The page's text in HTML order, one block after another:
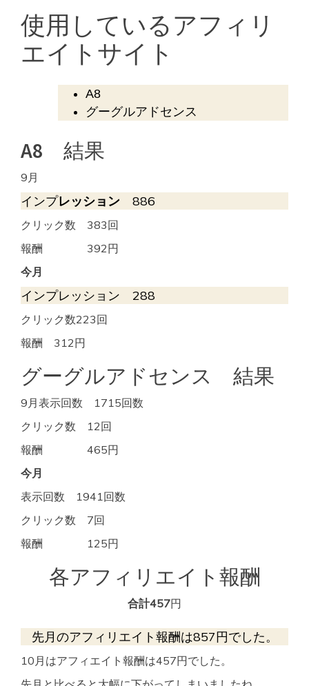
使用しているアフィリ
エイトサイト
A8
グーグルアドセンス
A8 結果
9月
インプレッション 886
クリック数 383回
報酬 392円
今月
インプレッション 288
クリック数223回
報酬 312円
グーグルアドセンス 結果
9月表示回数 1715回数
クリック数 12回
報酬 465円
今月
表示回数 1941回数
クリック数 7回
報酬 125円
各アフィリエイト報酬
合計457円
先月のアフィリエイト報酬は857円でした。
10月はアフィエイト報酬は457円でした。